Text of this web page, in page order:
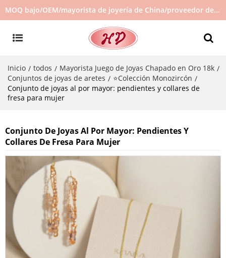
MOQ bajo/OEM/mayorista de joyería de China/proveedor de joyas/joyería de gran venta en stock/no hay joyas de segunda mano
Inicio / todos / Mayorista Juego de Joyas Chapado en Oro 18k /
Conjuntos de joyas de aretes / ⭐Colección Monozircón /
Conjunto de joyas al por mayor: pendientes y collares de
fresa para mujer
Conjunto De Joyas Al Por Mayor: Pendientes Y
Collares De Fresa Para Mujer